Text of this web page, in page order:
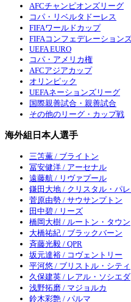
AFCチャンピオンズリーグ
コパ・リベルタドーレス
FIFAワールドカップ
FIFAコンフェデレーション
UEFA EURO
コパ・アメリカ権
AFCアジアカップ
オリンピック
UEFAネーションズリーグ
国際親善試合・親善試合
その他のリーグ・カップ戦
海外組日本人選手
三笘薫 / ブライトン
冨安健洋 / アーセナル
遠藤航 / リヴァプール
鎌田大地 / クリスタル・パレ
菅原由勢 / サウサンプトン
田中碧 / リーズ
橋岡大樹 / ルートン・タウン
大橋祐紀 / ブラックバーン
斉藤光毅 / QPR
坂元達裕 / コヴェントリー
平河悠 / ブリストル・シティ
久保建英 / レアル・ソシエダ
浅野拓磨 / マジョルカ
鈴木彩艶 / パルマ